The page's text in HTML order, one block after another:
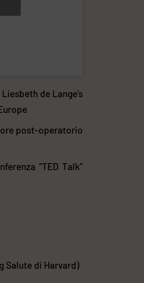
de Lange’s
post-operatorio
“TED Talk”
Salute di Harvard)